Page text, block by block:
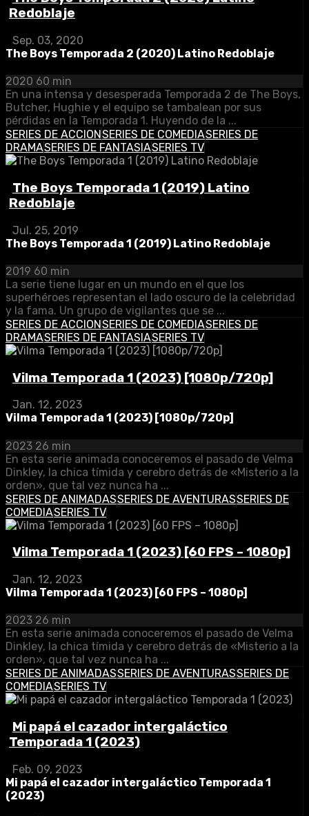
Redoblaje
Sep. 03, 2020
The Boys Temporada 2 (2020) Latino Redoblaje
2020 60 min
En una intensa y desesperada Temporada 2 de The Boys,
Butcher, Hughie y el equipo se tambalean por sus
pérdidas en la Temporada 1. Huyendo de la ...
SERIES DE ACCION SERIES DE COMEDIASERIES DE
DRAMASERIES DE FANTASIASERIES TV
The Boys Temporada 1 (2019) Latino
Redoblaje
Jul. 25, 2019
The Boys Temporada 1 (2019) Latino Redoblaje
2019 60 min
La serie tiene lugar en un mundo en el que los
superhéroes representan el lado oscuro de la celebridad
y la fama. Un grupo de vigilantes que se ...
SERIES DE ACCIONSERIES DE COMEDIASERIES DE
DRAMASERIES DE FANTASIASERIES TV
Vilma Temporada 1 (2023) [1080p/720p]
Jan. 12, 2023
Vilma Temporada 1 (2023) [1080p/720p]
2023 26 min
En esta serie animada conoceremos el pasado de Velma
Dinkley, la chica tímida y cerebro detrás de «Misterio a la
orden», que tal vez nunca ha ...
SERIES DE ANIMADASSERIES DE AVENTURASSERIES DE
COMEDIASERIES TV
Vilma Temporada 1 (2023) [60 FPS – 1080p]
Jan. 12, 2023
Vilma Temporada 1 (2023) [60 FPS – 1080p]
2023 26 min
En esta serie animada conoceremos el pasado de Velma
Dinkley, la chica tímida y cerebro detrás de «Misterio a la
orden», que tal vez nunca ha ...
SERIES DE ANIMADASSERIES DE AVENTURASSERIES DE
COMEDIASERIES TV
Mi papá el cazador intergaláctico
Temporada 1 (2023)
Feb. 09, 2023
Mi papá el cazador intergaláctico Temporada 1
(2023)